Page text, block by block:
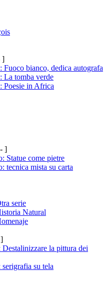
]
Fuoco bianco, dedica autografa
La tomba verde
Poesie in Africa
]
Statue come pietre
tecnica mista su carta
serie
Natural
la pittura dei
su tela